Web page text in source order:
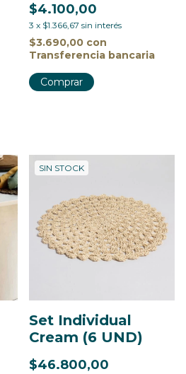
$4.100,00
3 x $1.366,67 sin interés
$3.690,00 con
Transferencia bancaria
SIN STOCK
Set Individual
Cream (6 UND)
$46.800,00